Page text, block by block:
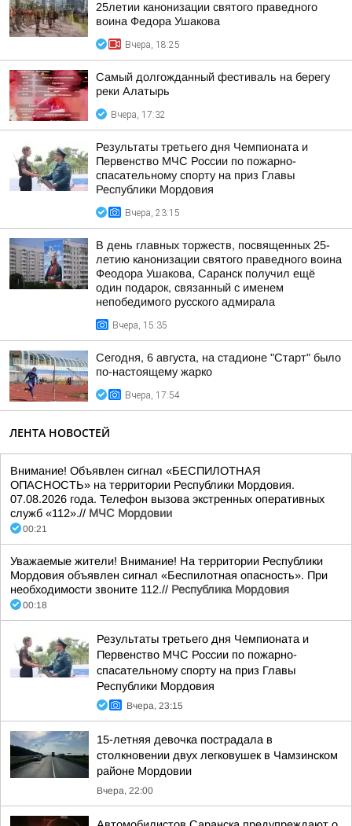
25летии канонизации святого праведного
воина Федора Ушакова
Вчера, 18:25
Самый долгожданный фестиваль на берегу
реки Алатырь
Вчера, 17:32
Результаты третьего дня Чемпионата и
Первенство МЧС России по пожарно-
спасательному спорту на приз Главы
Республики Мордовия
Вчера, 23:15
В день главных торжеств, посвященных 25-
летию канонизации святого праведного воина
Феодора Ушакова, Саранск получил ещё
один подарок, связанный с именем
непобедимого русского адмирала
Вчера, 15:35
Сегодня, 6 августа, на стадионе "Старт" было
по-настоящему жарко
Вчера, 17:54
ЛЕНТА НОВОСТЕЙ
Внимание! Объявлен сигнал «БЕСПИЛОТНАЯ
ОПАСНОСТЬ» на территории Республики Мордовия.
07.08.2026 года. Телефон вызова экстренных оперативных
служб «112».// МЧС Мордовии
00:21
Уважаемые жители! Внимание! На территории Республики
Мордовия объявлен сигнал «Беспилотная опасность». При
необходимости звоните 112.// Республика Мордовия
00:18
Результаты третьего дня Чемпионата и
Первенство МЧС России по пожарно-
спасательному спорту на приз Главы
Республики Мордовия
Вчера, 23:15
15-летняя девочка пострадала в
столкновении двух легковушек в Чамзинском
районе Мордовии
Вчера, 22:00